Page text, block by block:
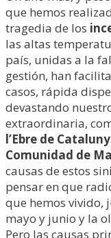
que hemos
tragedia de los
las altas
país, unidas a la
gestión, han
casos, rápida
devastando
extraordinaria,
l’Ebre de
Comunidad de
causas de estos
pensar en que
que hemos vivido,
mayo y junio y la
Pero las causas